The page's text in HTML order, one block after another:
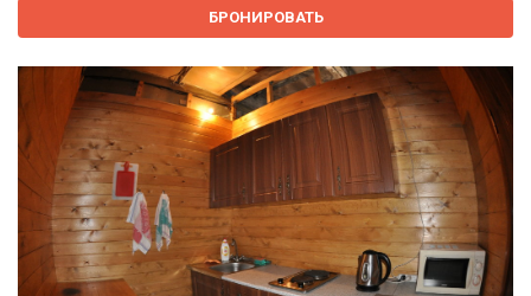
БРОНИРОВАТЬ